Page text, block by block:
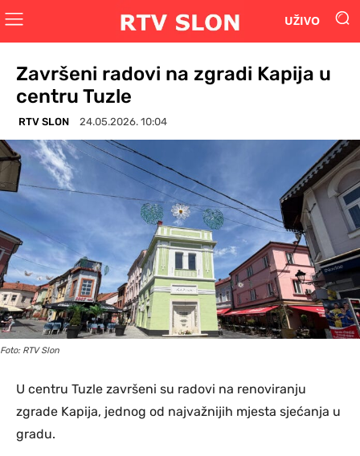
UŽIVO
Završeni radovi na zgradi Kapija u
centru Tuzle
RTV SLON 24.05.2026. 10:04
Foto: RTV Slon
U centru Tuzle završeni su radovi na renoviranju
zgrade Kapija, jednog od najvažnijih mjesta sjećanja u
gradu.